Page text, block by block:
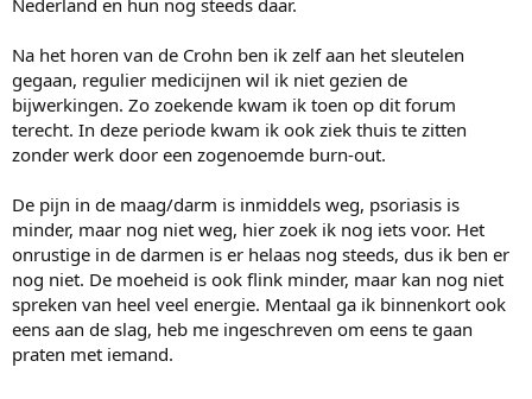
Nederland en hun nog steeds daar.
Na het horen van de Crohn ben ik zelf aan het sleutelen
gegaan, regulier medicijnen wil ik niet gezien de
bijwerkingen. Zo zoekende kwam ik toen op dit forum
terecht. In deze periode kwam ik ook ziek thuis te zitten
zonder werk door een zogenoemde burn-out.
De pijn in de maag/darm is inmiddels weg, psoriasis is
minder, maar nog niet weg, hier zoek ik nog iets voor. Het
onrustige in de darmen is er helaas nog steeds, dus ik ben er
nog niet. De moeheid is ook flink minder, maar kan nog niet
spreken van heel veel energie. Mentaal ga ik binnenkort ook
eens aan de slag, heb me ingeschreven om eens te gaan
praten met iemand.